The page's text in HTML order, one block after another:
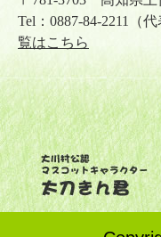
Tel：0887-84-2211（
覧はこちら